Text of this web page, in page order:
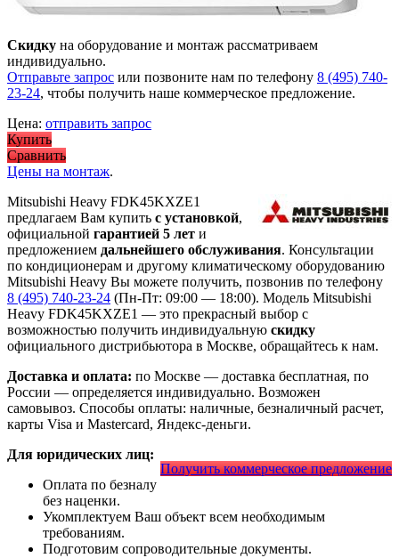
Скидку на оборудование и монтаж рассматриваем
индивидуально.
Отправьте запрос или позвоните нам по телефону 8 (495) 740-
23-24, чтобы получить наше коммерческое предложение.
Цена: отправить запрос
Купить
Сравнить
Цены на монтаж.
Mitsubishi Heavy FDK45KXZE1
предлагаем Вам купить с установкой,
официальной гарантией 5 лет и
предложением дальнейшего обслуживания. Консультации
по кондиционерам и другому климатическому оборудованию
Mitsubishi Heavy Вы можете получить, позвонив по телефону
8 (495) 740-23-24 (Пн-Пт: 09:00 — 18:00). Модель Mitsubishi
Heavy FDK45KXZE1 — это прекрасный выбор с
возможностью получить индивидуальную скидку
официального дистрибьютора в Москве, обращайтесь к нам.
Доставка и оплата: по Москве — доставка бесплатная, по
России — определяется индивидуально. Возможен
самовывоз. Способы оплаты: наличные, безналичный расчет,
карты Visa и Mastercard, Яндекс-деньги.
Получить коммерческое предложение
Для юридических лиц:
Оплата по безналу
без наценки.
Укомплектуем Ваш объект всем необходимым
требованиям.
Подготовим сопроводительные документы.